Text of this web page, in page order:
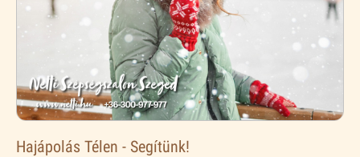
Hajápolás Télen - Segítünk!